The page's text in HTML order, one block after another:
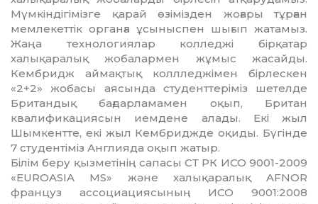
Мүмкіндігімізге қа­рай өзімізден жоғары тұрған
мемле­кет­тік органға ұсыныспен шығып жатамыз.
Жаңа технологиялар колледжі бір­қа­тар
халықаралық жобалармен жұмыс жа­сайды.
Кембридж аймақтық колллед­жі­мен бірлескен
«2+2» жобасы аясында сту­денттеріміз шетелде
Британдық бағ­дарламамен оқып, Британ
квалификация­сын иемдене алады. Екі жыл
Шымкентте, екі жыл Кембриджде оқиды. Бүгінде
7 студентіміз Англияда оқып жатыр.
Білім беру қызметінің сапасы СТ РК ИСО 9001-2009
«EUROASIA MS» және ха­лы­қаралық AFNOR
француз ассоциа­ция­сының ИСО 9001:2008